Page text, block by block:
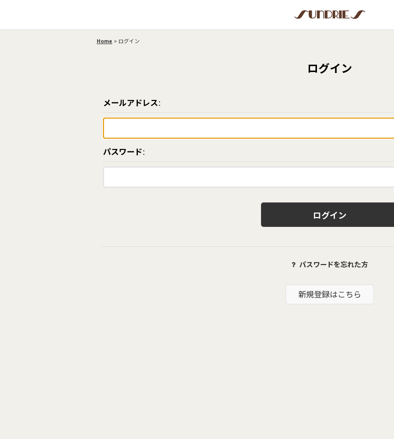
Home > ログイン
ログイン
メールアドレス:
パスワード:
ログイン
パスワードを忘れた方
新規登録はこちら